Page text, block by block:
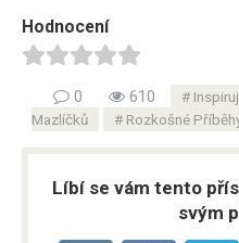
Hodnocení
0 610
Mazlíčků
Rozkošné
Líbí se vám tento
svým